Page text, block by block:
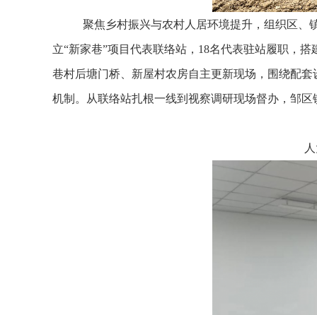
聚焦乡村振兴与农村人居环境提升，组织区、
立“新家巷”项目代表联络站，18名代表驻站履职，
巷村后塘门桥、新屋村农房自主更新现场，围绕配
机制。从联络站扎根一线到视察调研现场督办，邹